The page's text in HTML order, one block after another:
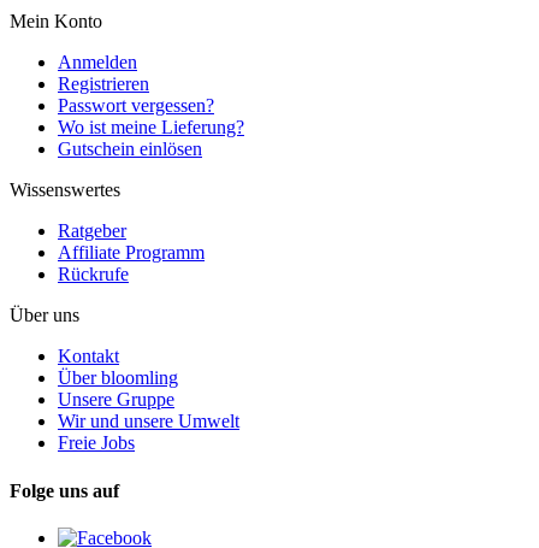
Mein Konto
Anmelden
Registrieren
Passwort vergessen?
Wo ist meine Lieferung?
Gutschein einlösen
Wissenswertes
Ratgeber
Affiliate Programm
Rückrufe
Über uns
Kontakt
Über bloomling
Unsere Gruppe
Wir und unsere Umwelt
Freie Jobs
Folge uns auf